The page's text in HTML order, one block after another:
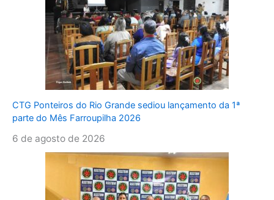
CTG Ponteiros do Rio Grande sediou lançamento da 1ª
parte do Mês Farroupilha 2026
6 de agosto de 2026